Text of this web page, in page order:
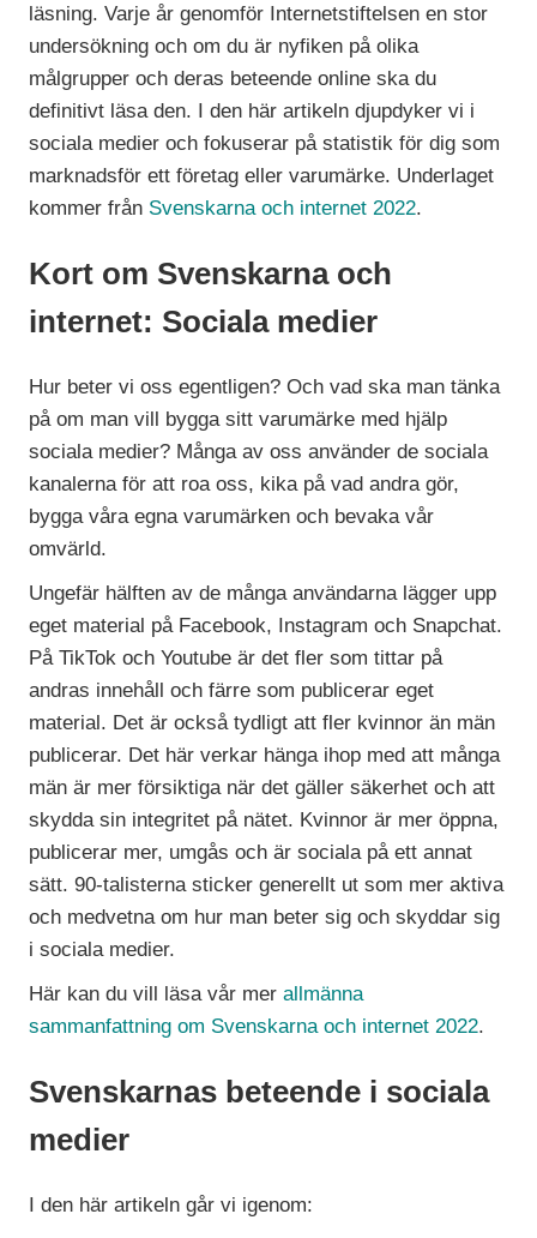
läsning. Varje år genomför Internetstiftelsen en stor
undersökning och om du är nyfiken på olika
målgrupper och deras beteende online ska du
definitivt läsa den. I den här artikeln djupdyker vi i
sociala medier och fokuserar på statistik för dig som
marknadsför ett företag eller varumärke. Underlaget
kommer från Svenskarna och internet 2022.
Kort om Svenskarna och
internet: Sociala medier
Hur beter vi oss egentligen? Och vad ska man tänka
på om man vill bygga sitt varumärke med hjälp
sociala medier? Många av oss använder de sociala
kanalerna för att roa oss, kika på vad andra gör,
bygga våra egna varumärken och bevaka vår
omvärld.
Ungefär hälften av de många användarna lägger upp
eget material på Facebook, Instagram och Snapchat.
På TikTok och Youtube är det fler som tittar på
andras innehåll och färre som publicerar eget
material. Det är också tydligt att fler kvinnor än män
publicerar. Det här verkar hänga ihop med att många
män är mer försiktiga när det gäller säkerhet och att
skydda sin integritet på nätet. Kvinnor är mer öppna,
publicerar mer, umgås och är sociala på ett annat
sätt. 90-talisterna sticker generellt ut som mer aktiva
och medvetna om hur man beter sig och skyddar sig
i sociala medier.
Här kan du vill läsa vår merallmänna
sammanfattning om Svenskarna och internet 2022.
Svenskarnas beteende i sociala
medier
I den här artikeln går vi igenom: